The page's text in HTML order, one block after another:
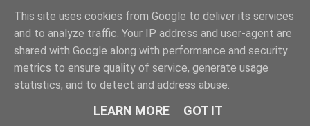
ΦΟΥΝΤΑΣ
This site uses cookies from Google to deliver its services
and to analyze traffic. Your IP address and user-agent are
shared with Google along with performance and security
metrics to ensure quality of service, generate usage
statistics, and to detect and address abuse.
LEARN MORE GOT IT